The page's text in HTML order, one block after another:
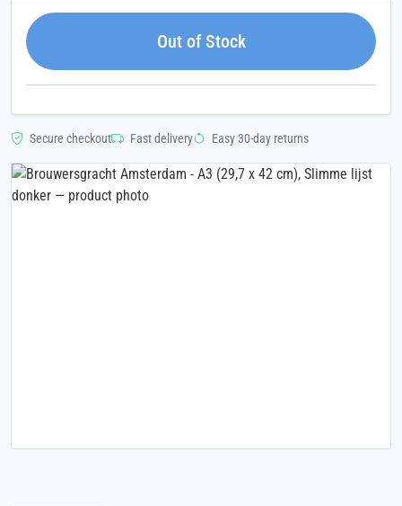
Out of Stock
Secure checkout Fast delivery Easy 30-day returns